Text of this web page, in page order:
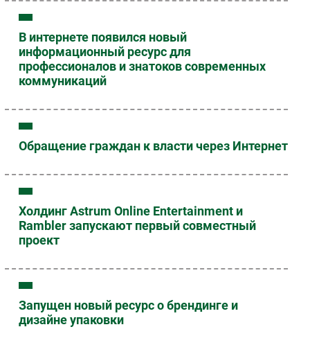
В интернете появился новый
информационный ресурс для
профессионалов и знатоков современных
коммуникаций
Обращение граждан к власти через Интернет
Холдинг Astrum Online Entertainment и
Rambler запускают первый совместный
проект
Запущен новый ресурс о брендинге и
дизайне упаковки